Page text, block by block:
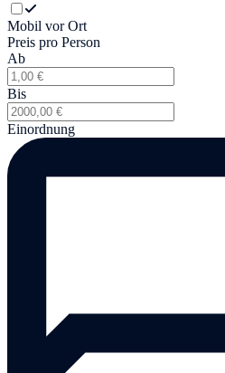
Mobil vor Ort
Preis pro Person
Ab
Bis
Einordnung